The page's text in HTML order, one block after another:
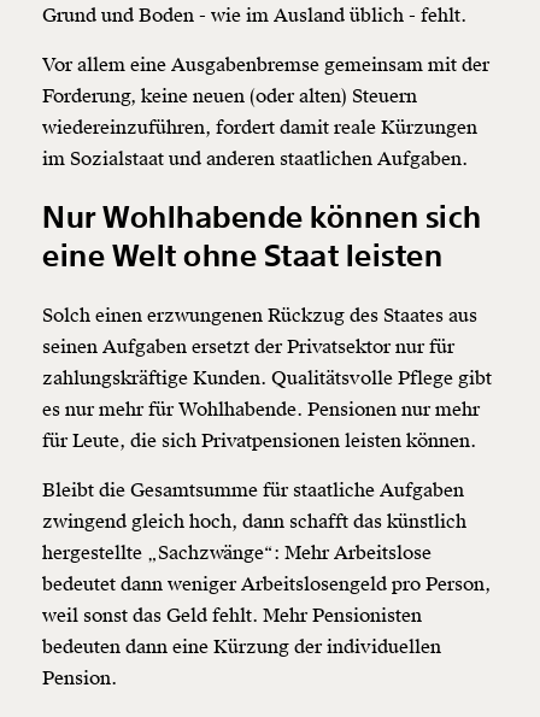
kannst.
Weiter
1/3
Grund und Boden - wie im Ausland üblich - fehlt.
Vor allem eine Ausgabenbremse gemeinsam mit der
Forderung, keine neuen (oder alten) Steuern
wiedereinzuführen, fordert damit reale Kürzungen
im Sozialstaat und anderen staatlichen Aufgaben.
Nur Wohlhabende können sich
eine Welt ohne Staat leisten
Solch einen erzwungenen Rückzug des Staates aus
seinen Aufgaben ersetzt der Privatsektor nur für
zahlungskräftige Kunden. Qualitätsvolle Pflege gibt
es nur mehr für Wohlhabende. Pensionen nur mehr
für Leute, die sich Privatpensionen leisten können.
Bleibt die Gesamtsumme für staatliche Aufgaben
zwingend gleich hoch, dann schafft das künstlich
hergestellte „Sachzwänge“: Mehr Arbeitslose
bedeutet dann weniger Arbeitslosengeld pro Person,
weil sonst das Geld fehlt. Mehr Pensionisten
bedeuten dann eine Kürzung der individuellen
Pension.